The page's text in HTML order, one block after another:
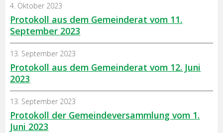
Protokoll aus dem Gemeinderat vom 11.
September 2023
4. Oktober 2023
Protokoll aus dem Gemeinderat vom 12. Juni
2023
13. September 2023
Protokoll der Gemeindeversammlung vom 1.
Juni 2023
13. September 2023